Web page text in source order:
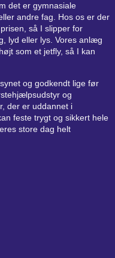
det er gymnasiale
andre fag. Hos os er der
så I slipper for
lyd eller lys. Vores anlæg
som et jetfly, så I kan
og godkendt lige før
og
der er uddannet i
feste trygt og sikkert hele
store dag helt